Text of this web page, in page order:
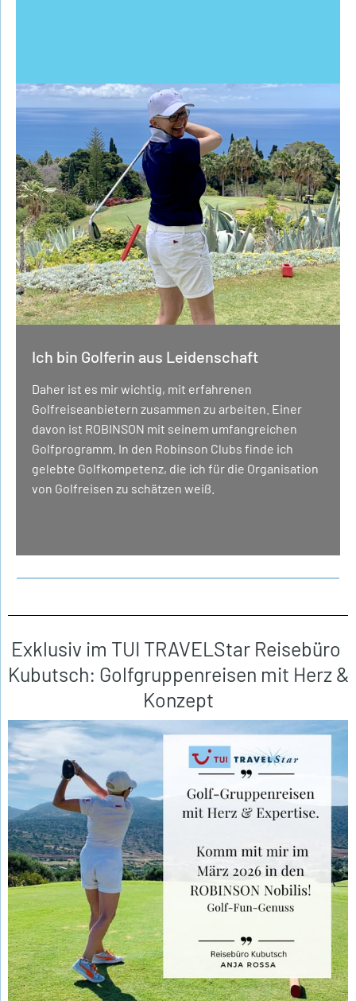
Ich bin Golferin aus Leidenschaft
Daher ist es mir wichtig, mit erfahrenen
Golfreiseanbietern zusammen zu arbeiten. Einer
davon ist ROBINSON mit seinem umfangreichen
Golfprogramm. In den Robinson Clubs finde ich
gelebte Golfkompetenz, die ich für die Organisation
von Golfreisen zu schätzen weiß.
Exklusiv im TUI TRAVELStar Reisebüro
Kubutsch: Golfgruppenreisen mit Herz &
Konzept